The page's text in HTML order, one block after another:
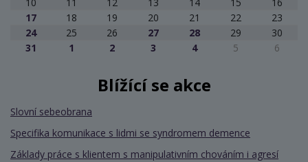
17
18 19 20 21 22
23
24
25 26 27 28 29
30
31
1 2 3 4 5 6
Blížící se akce
Slovní sebeobrana
Specifika komunikace s lidmi se syndromem demence
Základy práce s klientem s manipulativním chováním i agresí